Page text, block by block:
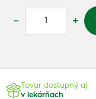
– +
Tovar dostupný aj
v lekárňach